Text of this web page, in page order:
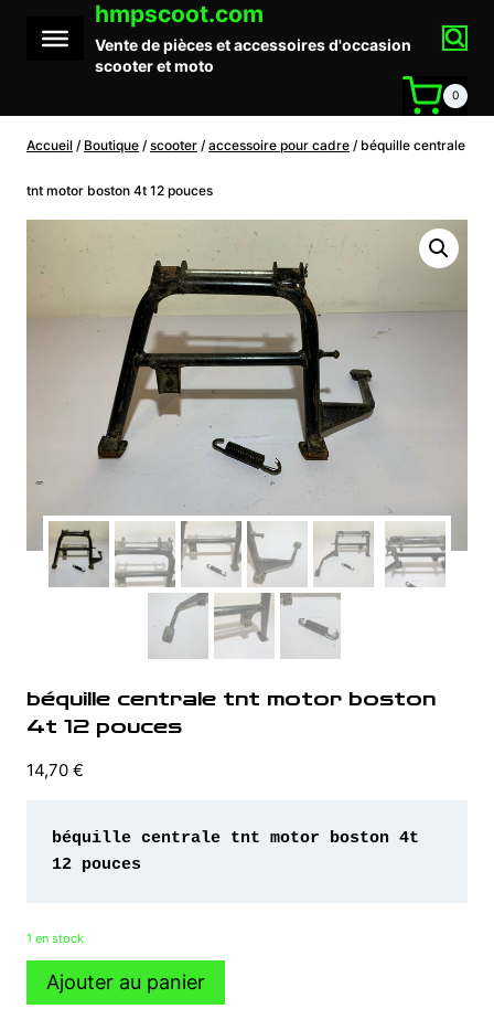
contenu
hmpscoot.com
Vente de pièces et accessoires d'occasion
scooter et moto
0
Accueil / Boutique / scooter / accessoire pour cadre / béquille centrale
tnt motor boston 4t 12 pouces
béquille centrale tnt motor boston
4t 12 pouces
14,70 €
béquille centrale tnt motor boston 4t
1 en stock
quantité
Ajouter au panier